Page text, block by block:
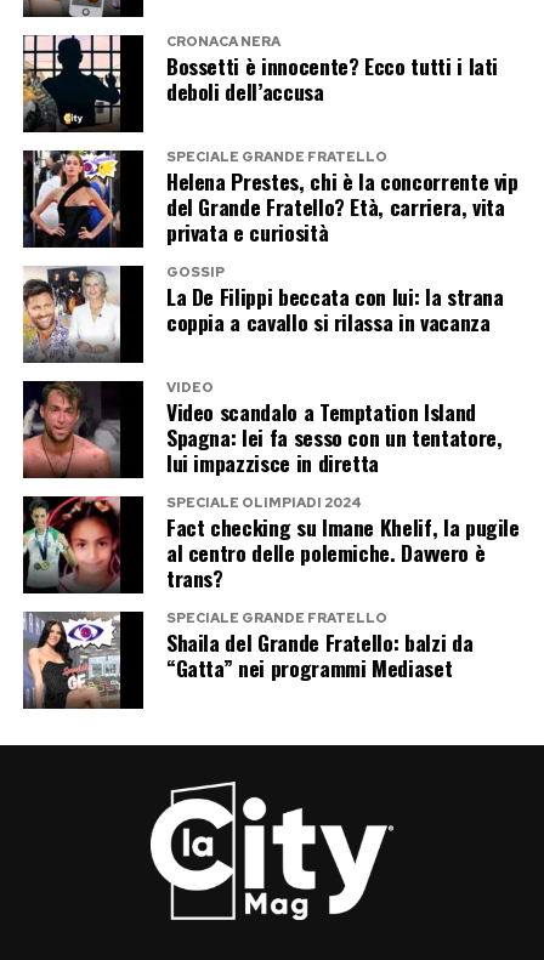
dove Giorgia Meloni e la sorella Arianna hanno
festeggiato i 74 anni della madre Anna Paratore.
Una cena strettamente familiare, senza
tavolate di partito, ministri o accompagnatori:
soltanto la festeggiata e le sue due figlie.
Anna Paratore sarebbe arrivata per prima,
seguita da Arianna. La presidente del Consiglio
ha raggiunto il locale poco dopo, accompagnata
dalla scorta e con un grande mazzo di fiori. Dopo
la cena, la torta e le candeline, le tre sono
rientrate a casa senza prolungare la serata.
Una parentesi riservata che ha riportato le
sorelle Meloni alla dimensione precedente agli
incarichi politici e all’esposizione pubblica:
Giorgia lontana dalla presidenza del Consiglio,
Arianna lontana dall’organizzazione di Fratelli
d’Italia ed entrambe semplicemente figlie
riunite per il compleanno della madre.
La domenica al mare ha completato il fine
settimana di semi-relax. Meloni ha indossato il
costume, affrontato le onde e recuperato
CRONACA NERA
Bossetti è innocente? Ecco tutti i lati
deboli dell’accusa
SPECIALE GRANDE FRATELLO
Helena Prestes, chi è la concorrente vip
del Grande Fratello? Età, carriera, vita
privata e curiosità
GOSSIP
La De Filippi beccata con lui: la strana
coppia a cavallo si rilassa in vacanza
VIDEO
Video scandalo a Temptation Island
Spagna: lei fa sesso con un tentatore,
lui impazzisce in diretta
SPECIALE OLIMPIADI 2024
Fact checking su Imane Khelif, la pugile
al centro delle polemiche. Davvero è
trans?
SPECIALE GRANDE FRATELLO
Shaila del Grande Fratello: balzi da
“Gatta” nei programmi Mediaset